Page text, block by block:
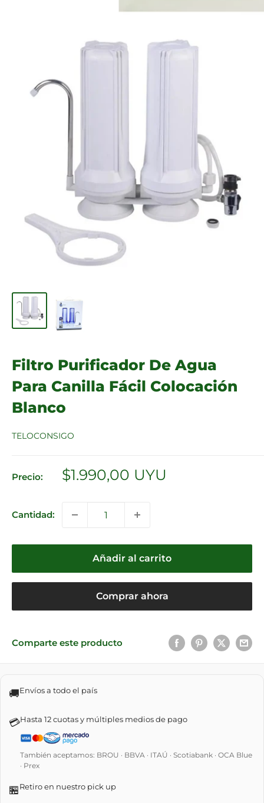
Filtro Purificador De Agua
Para Canilla Fácil Colocación
Blanco
TELOCONSIGO
Precio:
Precio
$1.990,00 UYU
Cantidad:
Añadir al carrito
Comprar ahora
Comparte este producto
🚚Envíos a todo el país
💳Hasta 12 cuotas y múltiples medios de pago
También aceptamos: BROU · BBVA · ITAÚ · Scotiabank · OCA Blue
· Prex
🏪Retiro en nuestro pick up